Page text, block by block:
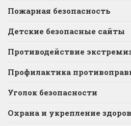
Пожарная безопасность
Детские безопасные сайты
Противодействие
Профилактика
Уголок безопасности
Охрана и укрепление